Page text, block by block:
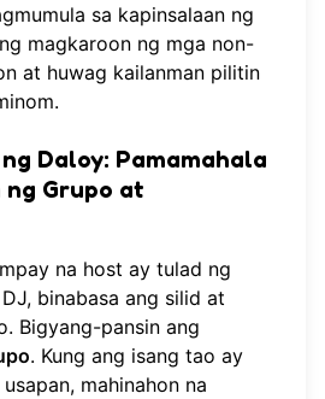
sa kapinsalaan ng
magkaroon ng mga non-
at huwag kailanman pilitin
Daloy: Pamamahala
Grupo at
na host ay tulad ng
binabasa ang silid at
Bigyang-pansin ang
. Kung ang isang tao ay
mahinahon na